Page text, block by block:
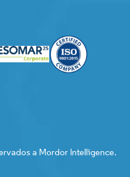
a Mordor Intelligence.